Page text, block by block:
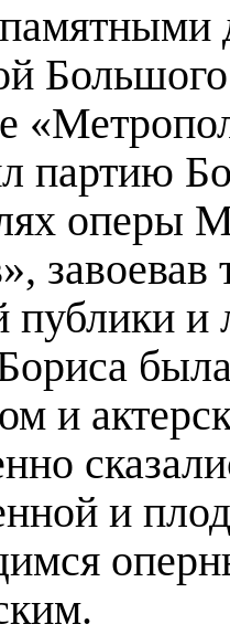
партию
оперы
публики и
и
и